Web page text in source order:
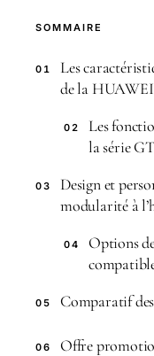
SOMMAIRE
01
Les
de la
02
Les
la série
03
Design et
modularité à
04
Options
05 Comparatif
06
Offre